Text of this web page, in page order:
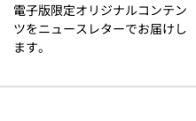
電子版限定オリジナルコンテン
ツをニュースレターでお届けし
ます。